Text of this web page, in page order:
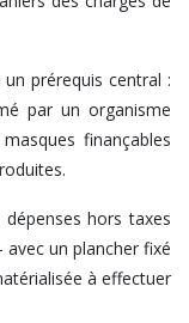
prérequis central :
par un organisme
finançables
hors taxes
un plancher fixé
à effectuer